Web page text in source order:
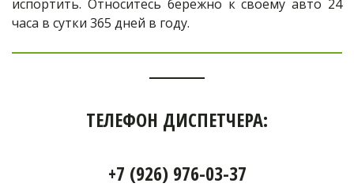
испортить. Относитесь бережно к своему авто 24
часа в сутки 365 дней в году.
ТЕЛЕФОН ДИСПЕТЧЕРА:
+7 (926) 976-03-37